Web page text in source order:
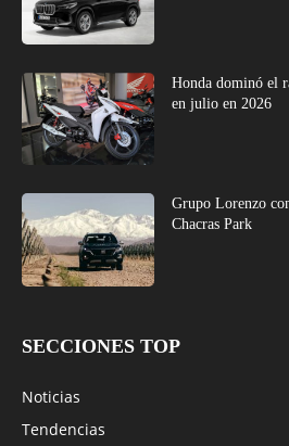
Honda dominó el
en julio en 2026
Grupo Lorenzo
Chacras Park
SECCIONES TOP
Noticias
Tendencias